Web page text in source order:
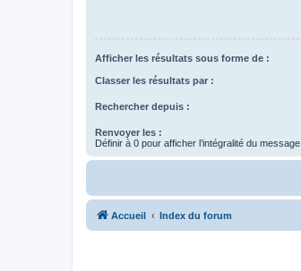
Afficher les résultats sous forme de :
Classer les résultats par :
Rechercher depuis :
Renvoyer les :
Définir à 0 pour afficher l’intégralité du message.
Accueil Index du forum